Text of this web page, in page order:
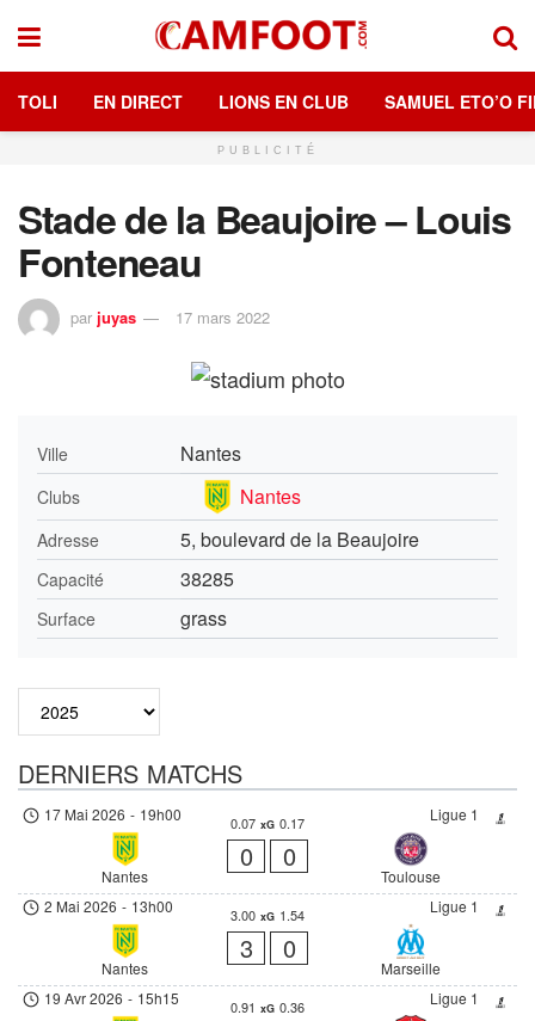
TOLI EN DIRECT LIONS EN CLUB SAMUEL ETO’O
PUBLICITÉ
Stade de la Beaujoire – Louis
Fonteneau
par juyas 17 mars 2022
Ville Nantes
Clubs Nantes
Adresse 5, boulevard de la Beaujoire
Capacité 38285
Surface grass
DERNIERS MATCHS
Ligue 1
17 Mai 2026 - 19h00
Nantes
0.07 xG 0.17
0 0
Toulouse
Ligue 1
2 Mai 2026 - 13h00
Nantes
3.00 xG 1.54
3 0
Marseille
Ligue 1
19 Avr 2026 - 15h15 0.91 xG 0.36